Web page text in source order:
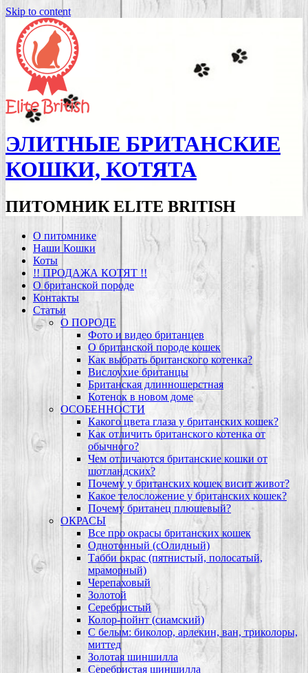
Skip to content
ЭЛИТНЫЕ БРИТАНСКИЕ
КОШКИ, КОТЯТА
ПИТОМНИК ELITE BRITISH
О питомнике
Наши Кошки
Коты
!! ПРОДАЖА КОТЯТ !!
О британской породе
Контакты
Статьи
О ПОРОДЕ
Фото и видео британцев
О британской породе кошек
Как выбрать британского котенка?
Вислоухие британцы
Британская длинношерстная
Котенок в новом доме
ОСОБЕННОСТИ
Какого цвета глаза у британских кошек?
Как отличить британского котенка от
обычного?
Чем отличаются британские кошки от
шотландских?
Почему у британских кошек висит живот?
Какое телосложение у британских кошек?
Почему британец плюшевый?
ОКРАСЫ
Все про окрасы британских кошек
Однотонный (сОлидный)
Табби окрас (пятнистый, полосатый,
мраморный)
Черепаховый
Золотой
Серебристый
Колор-пойнт (сиамский)
С белым: биколор, арлекин, ван, триколоры,
миттед
Золотая шиншилла
Серебристая шиншилла